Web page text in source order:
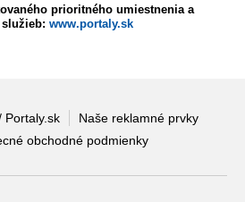
prioritného umiestnenia a
www.portaly.sk
Portaly.sk
Naše reklamné prvky
obchodné podmienky